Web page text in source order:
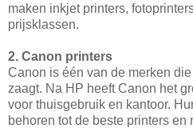
maken inkjet printers,
prijsklassen.
2. Canon printers
Canon is één van de merken
zaagt. Na HP heeft Canon het
voor thuisgebruik en kantoor.
behoren tot de beste printers en